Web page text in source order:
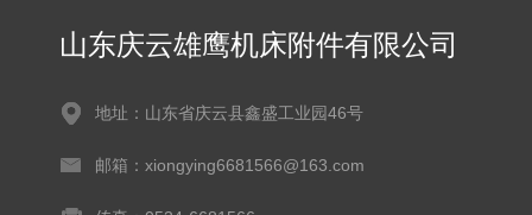
山东庆云雄鹰机床附件有限公司
地址：山东省庆云县鑫盛工业园46号
邮箱：xiongying6681566@163.com